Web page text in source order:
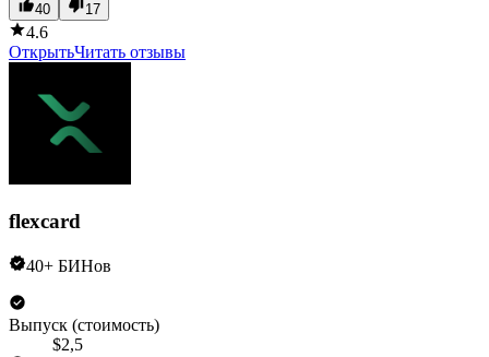
40 17
4.6
ОткрытьЧитать отзывы
flexcard
40+ БИНов
Выпуск (стоимость)
$2,5